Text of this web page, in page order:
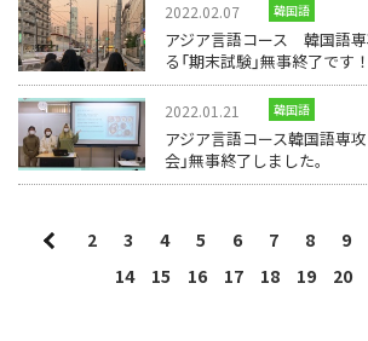
2022.02.07 韓国語
アジア言語コース 韓国語
る「期末試験」無事終了です！
2022.01.21 韓国語
アジア言語コース韓国語専
会」無事終了しました。
2 3 4 5 6 7 8 9
14
15 16 17 18 19 20